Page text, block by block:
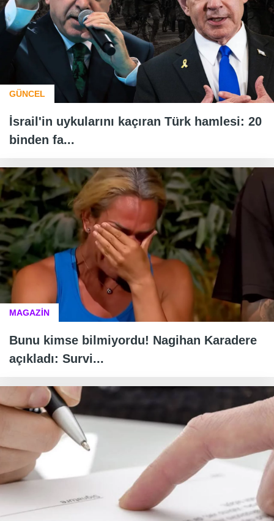
GÜNCEL
İsrail'in uykularını kaçıran Türk hamlesi: 20
binden fa...
MAGAZİN
Bunu kimse bilmiyordu! Nagihan Karadere
açıkladı: Survi...